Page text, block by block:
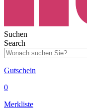
Suchen
Search
Gutschein
0
Merkliste